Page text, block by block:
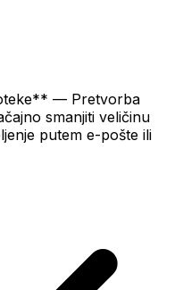
— Pretvorba
smanjiti veličinu
putem e-pošte ili